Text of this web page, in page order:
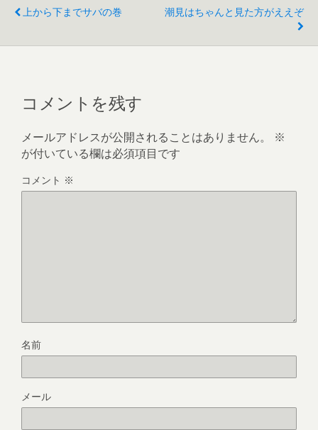
上から下までサバの巻
潮見はちゃんと見た方がええぞ
コメントを残す
メールアドレスが公開されることはありません。
※
が付いている欄は必須項目です
コメント ※
名前
メール